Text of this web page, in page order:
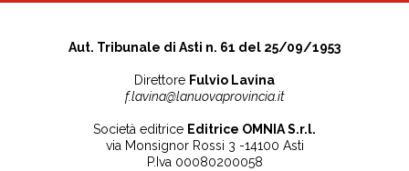
Aut. Tribunale di Asti n. 61 del 25/09/1953
Direttore Fulvio Lavina
f.lavina@lanuovaprovincia.it
Società editrice Editrice OMNIA S.r.l.
via Monsignor Rossi 3 -14100 Asti
P.Iva 00080200058